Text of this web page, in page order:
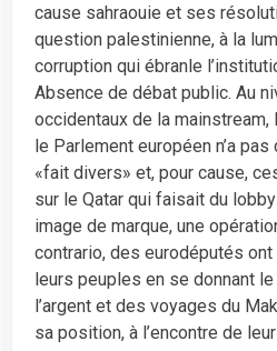
cause sahraouie et ses
question palestinienne, à la
corruption qui ébranle
Absence de débat public. Au
occidentaux de la mainstream,
le Parlement européen n’a
«fait divers» et, pour cause,
sur le Qatar qui faisait du
image de marque, une
contrario, des eurodéputés
leurs peuples en se donnant
l’argent et des voyages du
sa position, à l’encontre de